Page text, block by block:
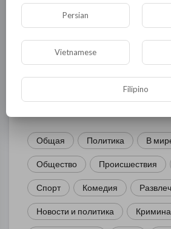
Комментариев
Общая Политика В
Общество Происшествия
Спорт Комедия
Новости и политика
Persian
Vietnamese
Filipino